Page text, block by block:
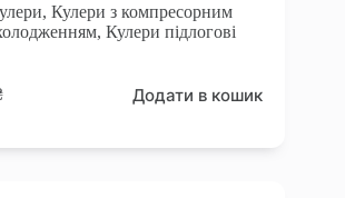
,Кулери з компресорним
, Кулери підлогові
Додати в кошик